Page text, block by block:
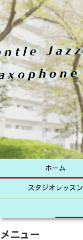
ホーム
スタジオレッスン
メニュー